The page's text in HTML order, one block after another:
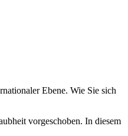
Ebene. Wie Sie sich
vorgeschoben. In diesem